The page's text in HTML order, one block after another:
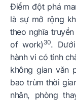
Điểm đột phá
là sự mở rộng
theo nghĩa
of work) 30.
hành vi có tính
không gian văn
bao trùm thời
nhân, phòng